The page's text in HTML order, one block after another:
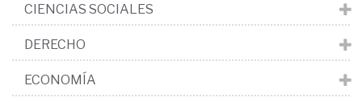
CIENCIAS SOCIALES
DERECHO
ECONOMÍA